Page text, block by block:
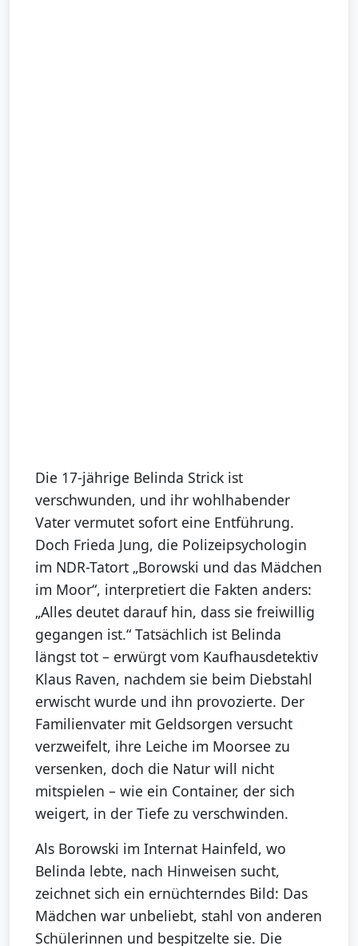
Die 17-jährige Belinda Strick ist
verschwunden, und ihr wohlhabender
Vater vermutet sofort eine Entführung.
Doch Frieda Jung, die Polizeipsychologin
im NDR-Tatort „Borowski und das Mädchen
im Moor“, interpretiert die Fakten anders:
„Alles deutet darauf hin, dass sie freiwillig
gegangen ist.“ Tatsächlich ist Belinda
längst tot – erwürgt vom Kaufhausdetektiv
Klaus Raven, nachdem sie beim Diebstahl
erwischt wurde und ihn provozierte. Der
Familienvater mit Geldsorgen versucht
verzweifelt, ihre Leiche im Moorsee zu
versenken, doch die Natur will nicht
mitspielen – wie ein Container, der sich
weigert, in der Tiefe zu verschwinden.
Als Borowski im Internat Hainfeld, wo
Belinda lebte, nach Hinweisen sucht,
zeichnet sich ein ernüchterndes Bild: Das
Mädchen war unbeliebt, stahl von anderen
Schülerinnen und bespitzelte sie. Die